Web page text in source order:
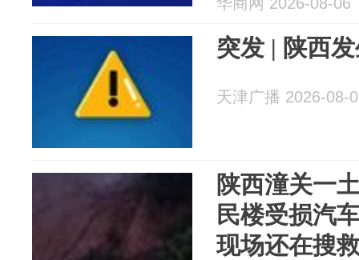
突发 | 陕西
天津广播 2026-08-
陕西潼关一
民楼受损汽
现场还在搜